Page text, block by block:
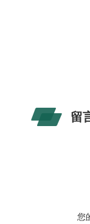
留
您